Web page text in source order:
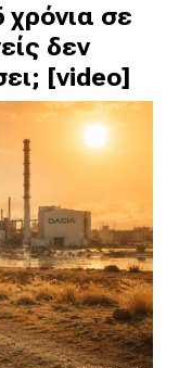
χρόνια σε
δεν
[video]